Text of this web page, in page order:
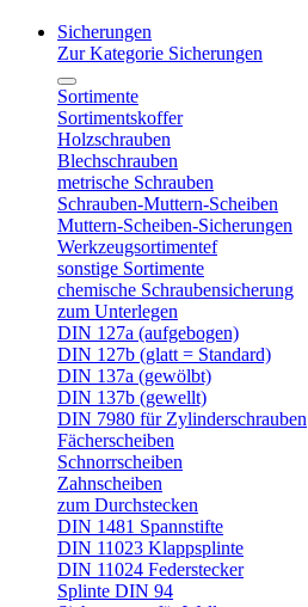
Sicherungen
Zur Kategorie Sicherungen
Sortimente
Sortimentskoffer
Holzschrauben
Blechschrauben
metrische Schrauben
Schrauben-Muttern-Scheiben
Muttern-Scheiben-Sicherungen
Werkzeugsortimentef
sonstige Sortimente
chemische Schraubensicherung
zum Unterlegen
DIN 127a (aufgebogen)
DIN 127b (glatt = Standard)
DIN 137a (gewölbt)
DIN 137b (gewellt)
DIN 7980 für Zylinderschrauben
Fächerscheiben
Schnorrscheiben
Zahnscheiben
zum Durchstecken
DIN 1481 Spannstifte
DIN 11023 Klappsplinte
DIN 11024 Federstecker
Splinte DIN 94